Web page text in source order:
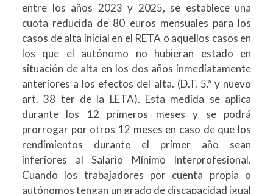
entre los años 2023 y 2025, se establece una
cuota reducida de 80 euros mensuales para los
casos de alta inicial en el RETA o aquellos casos en
los que el autónomo no hubieran estado en
situación de alta en los dos años inmediatamente
anteriores a los efectos del alta. (D.T. 5.ª y nuevo
art. 38 ter de la LETA). Esta medida se aplica
durante los 12 primeros meses y se podrá
prorrogar por otros 12 meses en caso de que los
rendimientos durante el primer año sean
inferiores al Salario Mínimo Interprofesional.
Cuando los trabajadores por cuenta propia o
autónomos tengan un grado de discapacidad igual